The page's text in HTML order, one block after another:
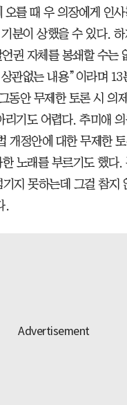
오를 때 우 의장에게 인
분이 상했을 수 있다. 하
권 자체를 봉쇄할 수는
관없는 내용”이라며 13
동안 무제한 토론 시 의
리기도 어렵다. 추미애
개정안에 대한 무제한
노래를 부르기도 했다.
지 못하는데 그걸 참지
.